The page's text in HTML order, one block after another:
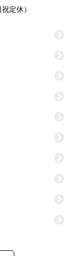
定休）